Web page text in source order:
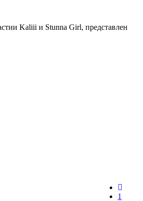
Kaliii и Stunna Girl, представлен
1